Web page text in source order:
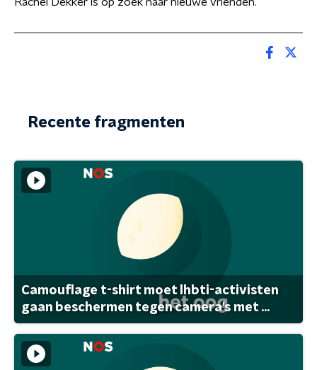
Recente fragmenten
Camouflage t-shirt moet lhbti-activisten
gaan beschermen tegen camera's met ...